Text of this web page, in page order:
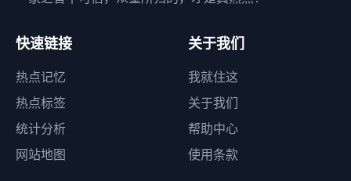
快速链接
热点记忆
热点标签
统计分析
网站地图
关于我们
我就住这
关于我们
帮助中心
使用条款